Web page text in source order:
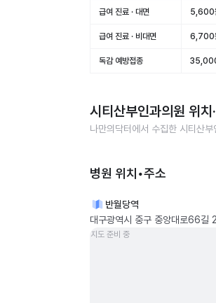
급여 진료 · 대면 5,600
급여 진료 · 비대면 6,700
독감 예방접종
시티산부인과의원 위치
나만의닥터에서 수집한 시티산부
병원 위치•주소
반월당역
대구광역시 중구 중앙대로66길
지도 준비 중